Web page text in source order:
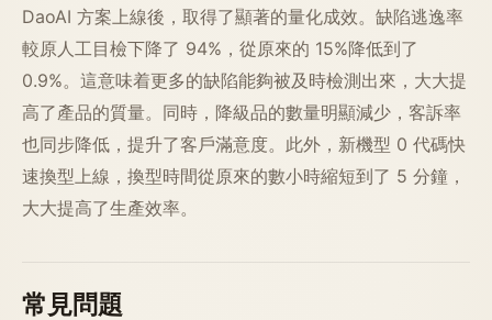
DaoAI 方案上線後，取得了顯著的量化成效。缺陷逃逸率
較原人工目檢下降了 94%，從原來的 15%降低到了
0.9%。這意味着更多的缺陷能夠被及時檢測出來，大大提
高了產品的質量。同時，降級品的數量明顯減少，客訴率
也同步降低，提升了客戶滿意度。此外，新機型 0 代碼快
速換型上線，換型時間從原來的數小時縮短到了 5 分鐘，
大大提高了生產效率。
常見問題